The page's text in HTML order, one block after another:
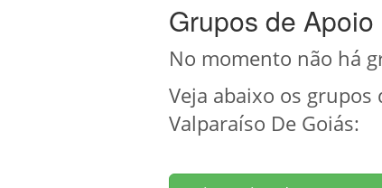
Grupos de
No momento não há
Veja abaixo os
Valparaíso De Goiás: